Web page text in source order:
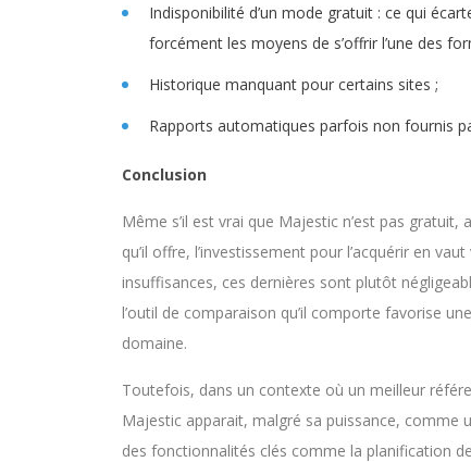
Indisponibilité d’un mode gratuit : ce qui
forcément les moyens de s’offrir l’une des
Historique manquant pour certains sites ;
Rapports automatiques parfois non fournis
Conclusion
Même s’il est vrai que Majestic n’est pas
qu’il offre, l’investissement pour l’acquérir en
insuffisances, ces dernières sont plutôt
l’outil de comparaison qu’il comporte favorise
domaine.
Toutefois, dans un contexte où un meilleur
Majestic apparait, malgré sa puissance, comme
des fonctionnalités clés comme la planification